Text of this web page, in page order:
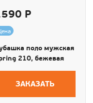
Р
поло мужская
210, бежевая
ЗАКАЗАТЬ